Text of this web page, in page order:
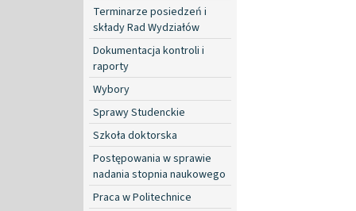
Terminarze posiedzeń i
składy Rad Wydziałów
Dokumentacja kontroli i
raporty
Wybory
Sprawy Studenckie
Szkoła doktorska
Postępowania w sprawie
nadania stopnia naukowego
Praca w Politechnice